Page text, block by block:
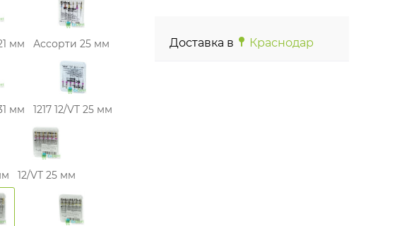
мм Ассорти 25 мм
мм 1217 12/VT 25 мм
12/VT 25 мм
Доставка в Краснодар